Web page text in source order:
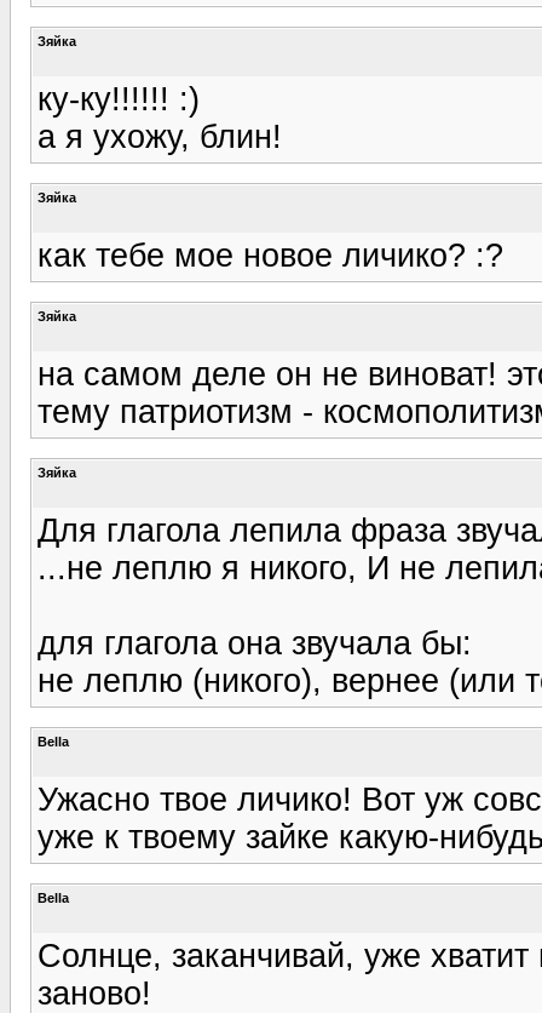
Зяйка
ку-ку!!!!!! :)
а я ухожу, блин!
Зяйка
как тебе мое новое личико? :?
Зяйка
на самом деле он не виноват!
тему патриотизм -
Зяйка
Для глагола лепила фраза
...не леплю я никого, И не
для глагола она звучала бы:
не леплю (никого), вернее (или
Bella
Ужасно твое личико! Вот уж
уже к твоему зайке какую-
Bella
Солнце, заканчивай, уже
заново!